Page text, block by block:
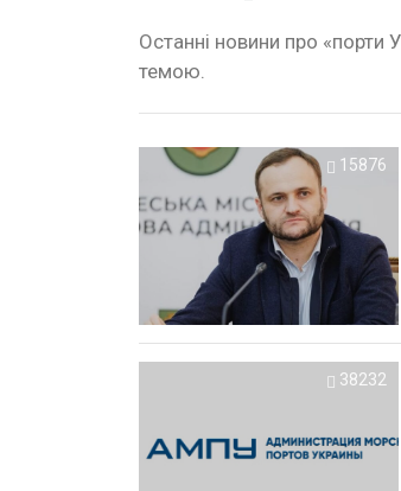
Останні новини про «порти
темою.
15876
38232